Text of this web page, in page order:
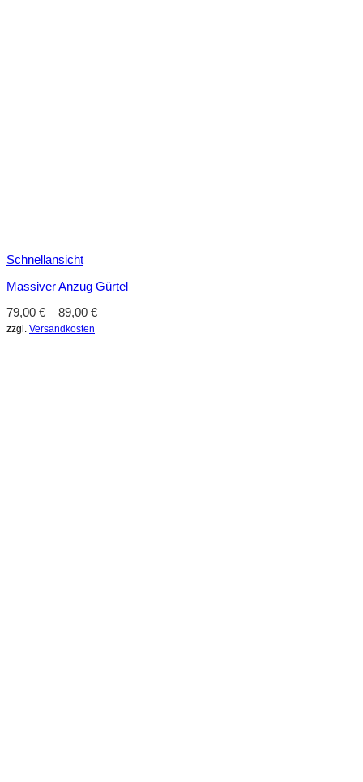
Schnellansicht
Massiver Anzug Gürtel
79,00 € –89,00 €
zzgl. Versandkosten